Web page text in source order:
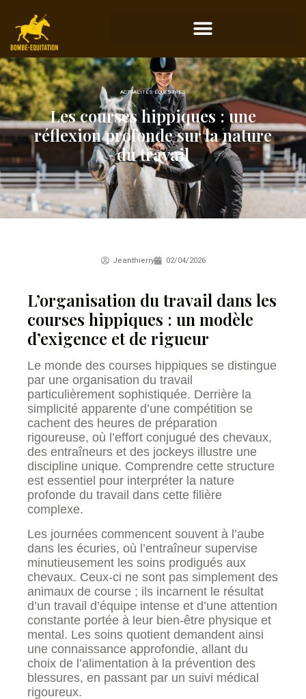
ACTUALITÉS ÉQUESTRES
Les courses hippiques : une
réflexion profonde sur la nature
du travail
Jeanthierry 02/04/2026
L’organisation du travail dans les
courses hippiques : un modèle
d’exigence et de rigueur
Le monde des courses hippiques se distingue
par une organisation du travail
particulièrement sophistiquée. Derrière la
simplicité apparente d’une compétition se
cachent des heures de préparation
rigoureuse, où l’effort conjugué des chevaux,
des entraîneurs et des jockeys illustre une
discipline unique. Comprendre cette structure
est essentiel pour interpréter la nature
profonde du travail dans cette filière
complexe.
Les journées commencent souvent à l’aube
dans les écuries, où l’entraîneur supervise
minutieusement les soins prodigués aux
chevaux. Ceux-ci ne sont pas simplement des
animaux de course ; ils incarnent le résultat
d’un travail d’équipe intense et d’une attention
constante portée à leur bien-être physique et
mental. Les soins quotient demandent ainsi
une connaissance approfondie, allant du
choix de l’alimentation à la prévention des
blessures, en passant par un suivi médical
rigoureux.